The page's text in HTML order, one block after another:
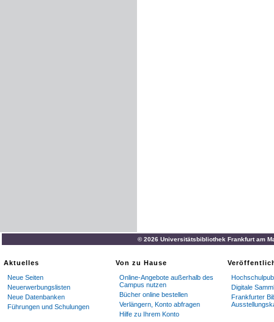
© 2026 Universitätsbibliothek Frankfurt am
Aktuelles
Neue Seiten
Neuerwerbungslisten
Neue Datenbanken
Führungen und Schulungen
Von zu Hause
Online-Angebote außerhalb des
Campus nutzen
Bücher online bestellen
Verlängern, Konto abfragen
Hilfe zu Ihrem Konto
Digitale
Frankfurter